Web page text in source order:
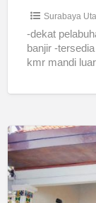
Surabaya
-dekat
banjir -
kmr mandi
Kost
Pusat
Kota
Djagalan